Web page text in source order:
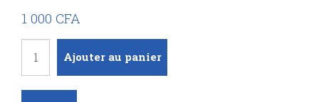
1 000 CFA
Décret
Ajouter au panier